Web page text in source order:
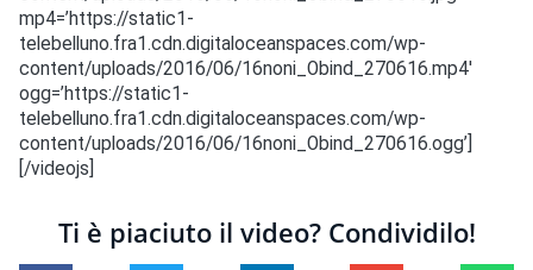
mp4=’https://static1-
telebelluno.fra1.cdn.digitaloceanspaces.com/wp-
content/uploads/2016/06/16noni_Obind_270616.mp4′
ogg=’https://static1-
telebelluno.fra1.cdn.digitaloceanspaces.com/wp-
content/uploads/2016/06/16noni_Obind_270616.ogg’]
[/videojs]
Ti è piaciuto il video? Condividilo!